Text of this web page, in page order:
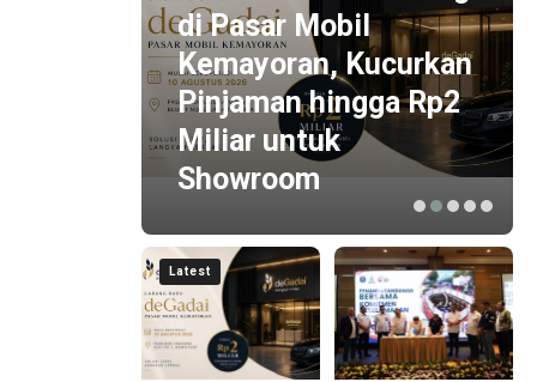
di Pasar Mobil
Kemayoran, Kucurkan
Pinjaman hingga Rp2
Miliar untuk
Showroom
Latest